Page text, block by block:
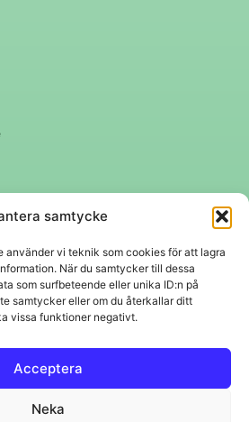
samtycke
använder vi teknik som cookies för att lagra
När du samtycker till dessa
som surfbeteende eller unika ID:n på
samtycker eller om du återkallar ditt
vissa funktioner negativt.
Acceptera
Neka
Swish